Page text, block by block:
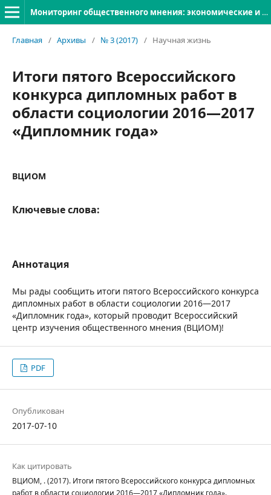
Мониторинг общественного мнения: экономические и социальные перемены
Главная / Архивы / № 3 (2017) / Научная жизнь
Итоги пятого Всероссийского
конкурса дипломных работ в
области социологии 2016—2017
«Дипломник года»
ВЦИОМ
Ключевые слова:
Аннотация
Мы рады сообщить итоги пятого Всероссийского конкурса
дипломных работ в области социологии 2016—2017
«Дипломник года», который проводит Всероссийский
центр изучения общественного мнения (ВЦИОМ)!
PDF
Опубликован
2017-07-10
Как цитировать
ВЦИОМ, . (2017). Итоги пятого Всероссийского конкурса дипломных
работ в области социологии 2016—2017 «Дипломник года».